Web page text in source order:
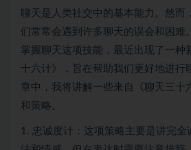
聊天是人类社交中的基本能力。然而
们常常会遇到许多聊天的误会和困难
掌握聊天这项技能，最近出现了一
十六计》，旨在帮助我们更好地进行
章中，我将讲解一些来自《聊天三十
和策略。
1. 忠诚度计：这项策略主要是讲完全